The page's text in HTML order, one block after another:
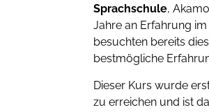
Sprachschule,
Jahre an Erfahrung
besuchten bereits
bestmögliche
Dieser Kurs wurde
zu erreichen und ist